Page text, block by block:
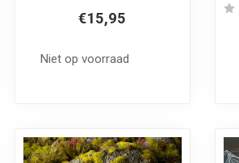
€15,95
Niet op voorraad